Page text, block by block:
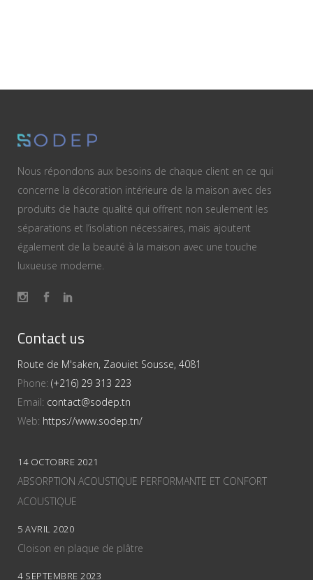
Nous répondons aux besoins de chaque client en ce qui
concerne la décoration intérieure de la maison avec des
produits de haute qualité qui offrent non seulement les
séparations et l’isolation nécessaires, mais ajoutent
également de la beauté à la maison avec une touche
luxueuse moderne.
Contact us
Route de M'saken, Zaouiet Sousse, 4081
Phone: (+216) 29 313 223
Email: contact@sodep.tn
Web: https://www.sodep.tn/
14 OCTOBRE 2021
ABSORPTION ACOUSTIQUE PERFORMANTE ET CONFORT
ACOUSTIQUE
5 AVRIL 2020
Cloison en plaque de plâtre
4 SEPTEMBRE 2023